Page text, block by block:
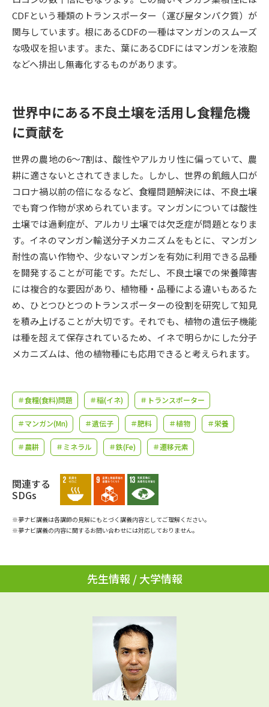
SELFBRAND特集ページ
オープンキャンパスなどを調べる
来場型・Web型イベント特集 夢ナビライブ
受験準備 資料検索
志望校・出願校を調べる
併願校選び 受験スケジュールを立てよう
先輩が入学を決めた理由 テレメール全国一斉進学調査
大学で学びたい学問発見
学問のミニ講義「夢ナビ講義」 学問分野解説
夢ナビライブ
ユーザーサポート
資料の料金の
受付内容・発送状況の確認
テレメール進学カタログ
訂正のご案内
CDFという種類のトランスポーター（運び屋タンパク質）が
関与しています。根にあるCDFの一種はマンガンのスムーズ
な吸収を担います。また、葉にあるCDFにはマンガンを液胞
などへ排出し無毒化するものがあります。
世界中にある不良土壌を活用し食糧危機
に貢献を
世界の農地の6～7割は、酸性やアルカリ性に偏っていて、農
耕に適さないとされてきました。しかし、世界の飢餓人口が
コロナ禍以前の倍になるなど、食糧問題解決には、不良土壌
でも育つ作物が求められています。マンガンについては酸性
土壌では過剰症が、アルカリ土壌では欠乏症が問題となりま
す。イネのマンガン輸送分子メカニズムをもとに、マンガン
耐性の高い作物や、少ないマンガンを有効に利用できる品種
を開発することが可能です。ただし、不良土壌での栄養障害
には複合的な要因があり、植物種・品種による違いもあるた
め、ひとつひとつのトランスポーターの役割を研究して知見
を積み上げることが大切です。それでも、植物の遺伝子機能
は種を超えて保存されているため、イネで明らかにした分子
メカニズムは、他の植物種にも応用できると考えられます。
＃食糧(食料)問題 ＃稲(イネ) ＃トランスポーター
＃マンガン(Mn) ＃遺伝子 ＃肥料 ＃植物 ＃栄養
＃農耕 ＃ミネラル ＃鉄(Fe) ＃遷移元素
関連する
SDGs
※夢ナビ講義は各講師の見解にもとづく講義内容としてご理解ください。
※夢ナビ講義の内容に関するお問い合わせには対応しておりません。
先生情報 / 大学情報